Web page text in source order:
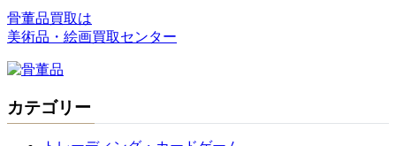
骨董品買取は
美術品・絵画買取センター
カテゴリー